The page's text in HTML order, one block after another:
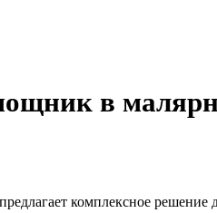
в
комплексное решение